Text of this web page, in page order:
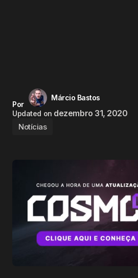
Por
Márcio Bastos
Updated on dezembro 31, 2020
Notícias